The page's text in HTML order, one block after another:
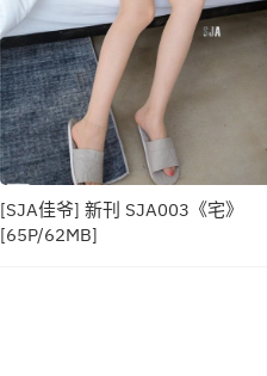
[SJA佳爷] 新刊 SJA003《宅》
[65P/62MB]